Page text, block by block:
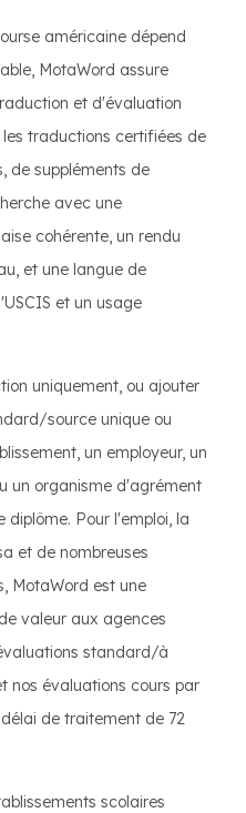
américaine dépend
MotaWord assure
et d'évaluation
traductions certifiées de
de suppléments de
avec une
cohérente, un rendu
et une langue de
et un usage
uniquement, ou ajouter
source unique ou
un employeur, un
un organisme d'agrément
Pour l'emploi, la
et de nombreuses
MotaWord est une
valeur aux agences
standard/à
nos évaluations cours par
de traitement de 72
scolaires